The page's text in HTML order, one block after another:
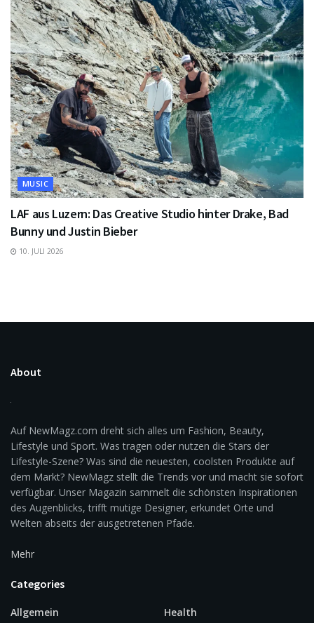
MUSIC
LAF aus Luzern: Das Creative Studio hinter Drake, Bad
Bunny und Justin Bieber
10. JULI 2026
About
Auf NewMagz.com dreht sich alles um Fashion, Beauty,
Lifestyle und Sport. Was tragen oder nutzen die Stars der
Lifestyle-Szene? Was sind die neuesten, coolsten Produkte auf
dem Markt? NewMagz stellt die Trends vor und macht sie sofort
verfügbar. Unser Magazin sammelt die schönsten Inspirationen
des Augenblicks, trifft mutige Designer, erkundet Orte und
Welten abseits der ausgetretenen Pfade.
Mehr
Categories
Allgemein
Health